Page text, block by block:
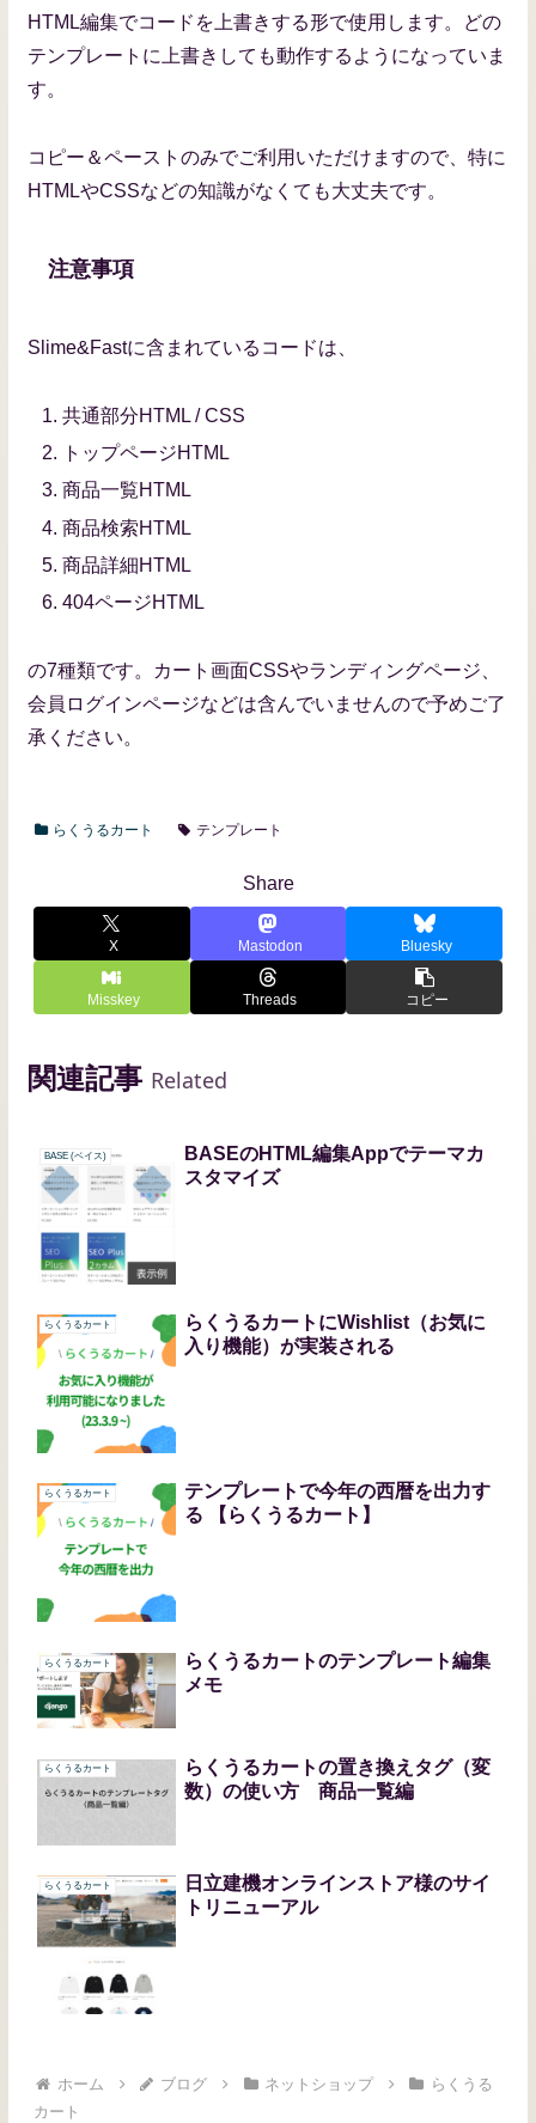
HTML編集でコードを上書きする形で使用します。どの
テンプレートに上書きしても動作するようになっていま
す。
コピー＆ペーストのみでご利用いただけますので、特に
HTMLやCSSなどの知識がなくても大丈夫です。
注意事項
Slime&Fastに含まれているコードは、
共通部分HTML / CSS
トップページHTML
商品一覧HTML
商品検索HTML
商品詳細HTML
404ページHTML
の7種類です。カート画面CSSやランディングページ、
会員ログインページなどは含んでいませんので予めご了
承ください。
らくうるカート テンプレート
Share
X Mastodon Bluesky
Misskey Threads コピー
関連記事 Related
BASE (ベイス)
BASEのHTML編集Appでテーマカ
スタマイズ
らくうるカート
らくうるカートにWishlist（お気に
入り機能）が実装される
らくうるカート
テンプレートで今年の西暦を出力す
る 【らくうるカート】
らくうるカート
らくうるカートのテンプレート編集
メモ
らくうるカート
らくうるカートの置き換えタグ（変
数）の使い方 商品一覧編
らくうるカート
日立建機オンラインストア様のサイ
トリニューアル
ホーム ブログ ネットショップ
らくうる
カート